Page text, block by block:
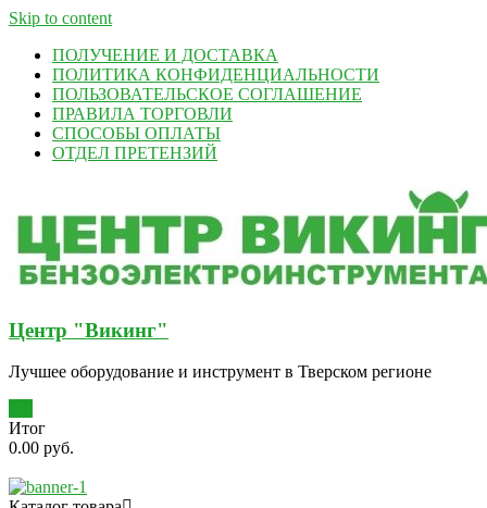
Skip to content
ПОЛУЧЕНИЕ И ДОСТАВКА
ПОЛИТИКА КОНФИДЕНЦИАЛЬНОСТИ
ПОЛЬЗОВАТЕЛЬСКОЕ СОГЛАШЕНИЕ
ПРАВИЛА ТОРГОВЛИ
СПОСОБЫ ОПЛАТЫ
ОТДЕЛ ПРЕТЕНЗИЙ
Центр "Викинг"
Лучшее оборудование и инструмент в Тверском регионе
Итог
0.00 руб.